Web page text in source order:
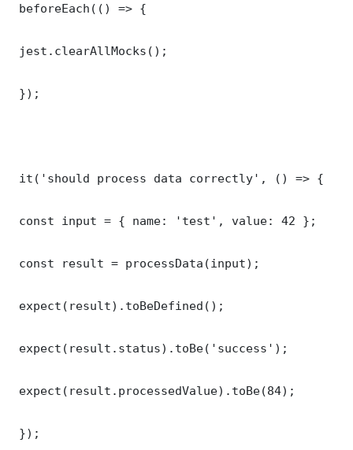
beforeEach(() => {
jest.clearAllMocks();
});
it('should process data correctly', () => {
const input = { name: 'test', value: 42 };
const result = processData(input);
expect(result).toBeDefined();
expect(result.status).toBe('success');
expect(result.processedValue).toBe(84);
});